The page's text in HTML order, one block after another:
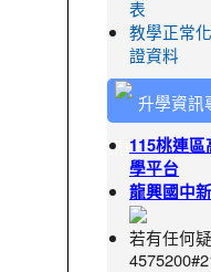
表
教學正常
證資料
訊專區
115桃連區
學平台
龍興國中
若有任何